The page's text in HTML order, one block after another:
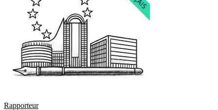
Rapporteur